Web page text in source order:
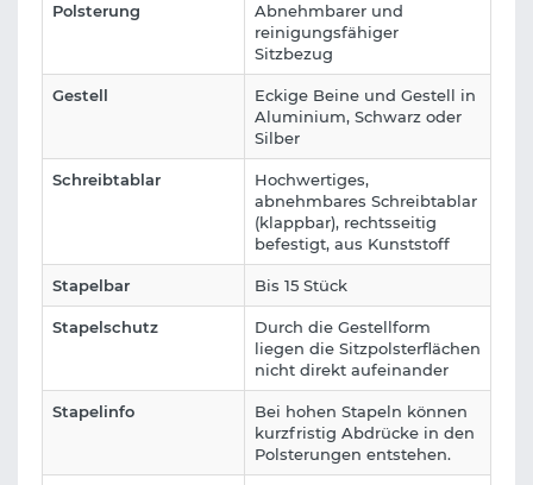
Polsterung
Abnehmbarer und
reinigungsfähiger
Sitzbezug
Gestell
Eckige Beine und Gestell in
Aluminium, Schwarz oder
Silber
Schreibtablar
Hochwertiges,
abnehmbares Schreibtablar
(klappbar), rechtsseitig
befestigt, aus Kunststoff
Stapelbar Bis 15 Stück
Stapelschutz
Durch die Gestellform
liegen die Sitzpolsterflächen
nicht direkt aufeinander
Stapelinfo
Bei hohen Stapeln können
kurzfristig Abdrücke in den
Polsterungen entstehen.